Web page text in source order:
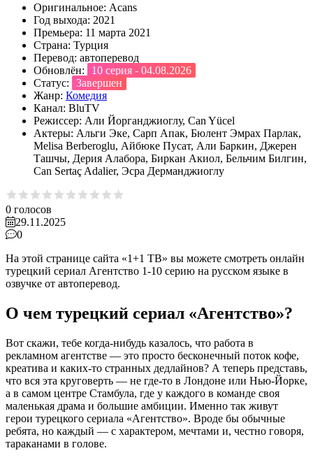
Оригинальное: Acans
Год выхода: 2021
Премьера: 11 марта 2021
Страна: Турция
Перевод: автоперевод
Обновлён:
10 серия - 04.08.2026
Статус:
Завершен
Жанр: Комедия
Канал: BluTV
Режиссер: Али Йорганджиоглу, Can Yücel
Актеры: Альги Эке, Сарп Апак, Бюлент Эмрах Парлак,
Melisa Berberoglu, Айбюке Пусат, Али Баркин, Джерен
Ташчы, Дерия Алабора, Биркан Акиол, Бельчим Билгин,
Can Sertaç Adalier, Эсра Дерманджиоглу
0 голосов
29.11.2025
0
На этой странице сайта «1+1 ТВ» вы можете смотреть онлайн
турецкий сериал Агентство 1-10 серию на русском языке в
озвучке от автоперевод.
О чем турецкий сериал «Агентство»?
Вот скажи, тебе когда-нибудь казалось, что работа в
рекламном агентстве — это просто бесконечный поток кофе,
креатива и каких-то странных дедлайнов? А теперь представь,
что вся эта круговерть — не где-то в Лондоне или Нью-Йорке,
а в самом центре Стамбула, где у каждого в команде своя
маленькая драма и большие амбиции. Именно так живут
герои турецкого сериала «Агентство». Вроде бы обычные
ребята, но каждый — с характером, мечтами и, честно говоря,
тараканами в голове.